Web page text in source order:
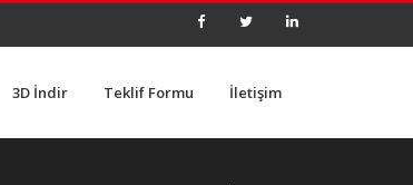
3D İndir Teklif Formu İletişim